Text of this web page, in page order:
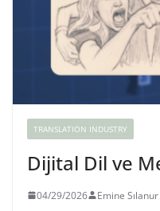
TRANSLATION INDUSTRY
Dijital Dil ve
04/29/2026 Emine